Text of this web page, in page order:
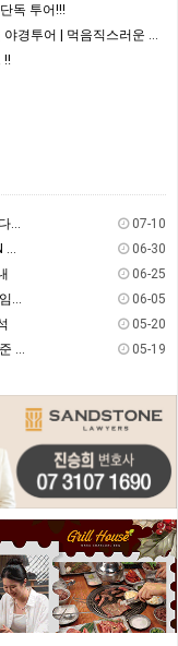
독 투어!!!
!!
07-10
06-30
06-25
06-05
05-20
05-19